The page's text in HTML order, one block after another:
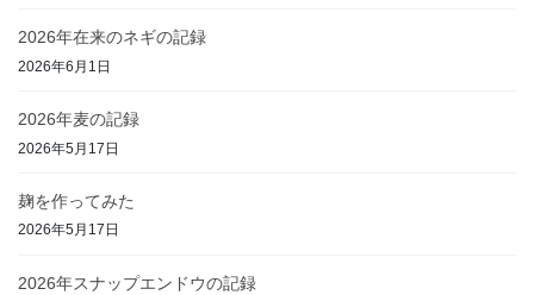
2026年在来のネギの記録
2026年6月1日
2026年麦の記録
2026年5月17日
麹を作ってみた
2026年5月17日
2026年スナップエンドウの記録